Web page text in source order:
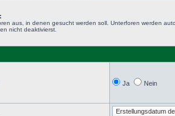
aus, in denen gesucht werden soll. Unterforen werden
nicht deaktivierst.
Ja Nein